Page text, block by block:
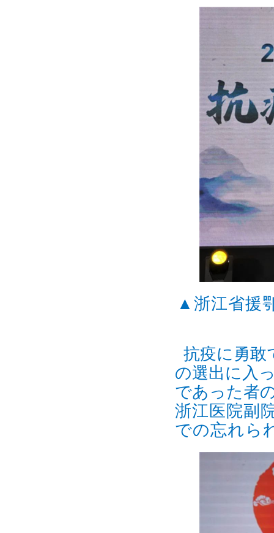
▲ 浙江省援
抗疫に勇敢
の選出に入
であった者
浙江医院副
での忘れら